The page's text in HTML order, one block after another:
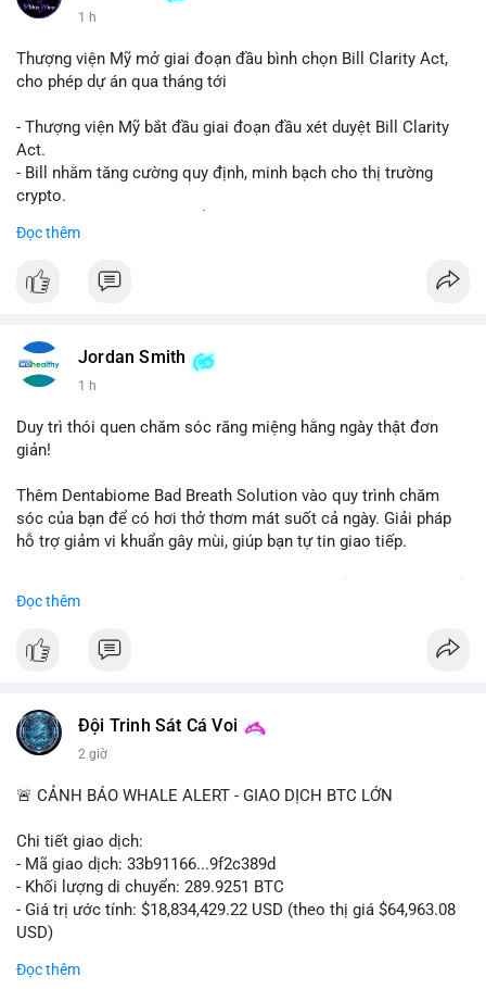
1 h
Thượng viện Mỹ mở giai đoạn đầu bình chọn Bill Clarity Act,
cho phép dự án qua tháng tới
- Thượng viện Mỹ bắt đầu giai đoạn đầu xét duyệt Bill Clarity
Act.
- Bill nhằm tăng cường quy định, minh bạch cho thị trường
crypto.
- Bill có thể ảnh hưởng pháp lý, hoạt động của các đồng tiền kỹ
$btc $eth
#vlikevn #titanbot
Đọc thêm
Jordan Smith
1 h
Duy trì thói quen chăm sóc răng miệng hằng ngày thật đơn
giản!
Thêm Dentabiome Bad Breath Solution vào quy trình chăm
sóc của bạn để có hơi thở thơm mát suốt cả ngày. Giải pháp
hỗ trợ giảm vi khuẩn gây mùi, giúp bạn tự tin giao tiếp.
lớn cho nụ cười khỏe mạnh.
#dentabiome #badbreathsolution
Đọc thêm
Đội Trinh Sát Cá Voi
2 giờ
🚨 CẢNH BÁO WHALE ALERT - GIAO DỊCH BTC LỚN
Chi tiết giao dịch:
- Mã giao dịch: 33b91166...9f2c389d
- Khối lượng di chuyển: 289.9251 BTC
- Giá trị ước tính: $18,834,429.22 USD (theo thị giá $64,963.08
USD)
Đọc thêm